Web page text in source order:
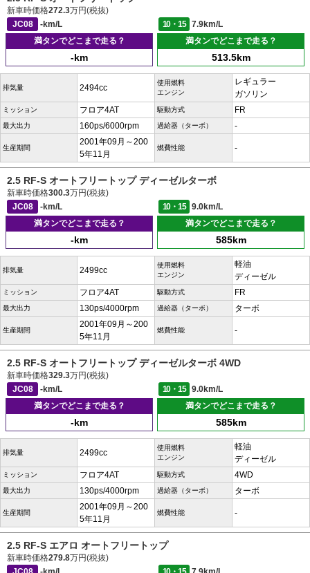
新車時価格272.3万円(税抜)
JC08
-km/L 10・15
7.9km/L
満タンでどこまで走る？
-km
満タンでどこまで走る？
513.5km
排気量 2494cc
使用燃料
エンジン
レギュラー
ガソリン
ミッション フロア4AT 駆動方式 FR
最大出力 160ps/6000rpm 過給器（ターボ） -
生産期間
2001年09月～200
5年11月
燃費性能 -
2.5 RF-S オートフリートップ ディーゼルターボ
新車時価格300.3万円(税抜)
JC08
-km/L 10・15
9.0km/L
満タンでどこまで走る？
-km
満タンでどこまで走る？
585km
排気量 2499cc
使用燃料
エンジン
軽油
ディーゼル
ミッション フロア4AT 駆動方式 FR
最大出力 130ps/4000rpm 過給器（ターボ） ターボ
生産期間
2001年09月～200
5年11月
燃費性能 -
2.5 RF-S オートフリートップ ディーゼルターボ 4WD
新車時価格329.3万円(税抜)
JC08
-km/L 10・15
9.0km/L
満タンでどこまで走る？
-km
満タンでどこまで走る？
585km
排気量 2499cc
使用燃料
エンジン
軽油
ディーゼル
ミッション フロア4AT 駆動方式 4WD
最大出力 130ps/4000rpm 過給器（ターボ） ターボ
生産期間
2001年09月～200
5年11月
燃費性能 -
2.5 RF-S エアロ オートフリートップ
新車時価格279.8万円(税抜)